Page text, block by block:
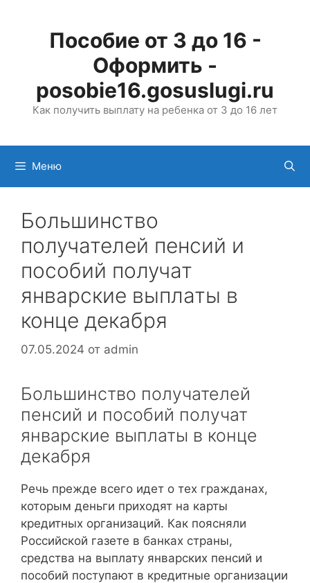
содержимомуПособие от 3 до 16 -
Оформить -
posobie16.gosuslugi.ru
Как получить выплату на ребенка от 3 до 16 лет
Меню
Большинство
получателей пенсий и
пособий получат
январские выплаты в
конце декабря
07.05.2024 от admin
Большинство получателей
пенсий и пособий получат
январские выплаты в конце
декабря
Речь прежде всего идет о тех гражданах,
которым деньги приходят на карты
кредитных организаций. Как поясняли
Российской газете в банках страны,
средства на выплату январских пенсий и
пособий поступают в кредитные организации